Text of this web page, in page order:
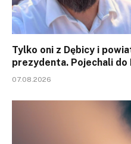
Tylko oni z Dębicy i
prezydenta. Pojechali do
07.08.2026